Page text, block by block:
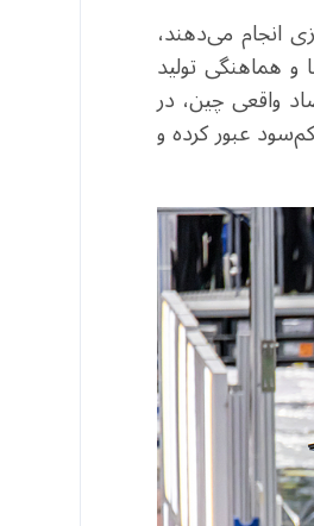
انجام می‌دهند،
هماهنگی تولید
واقعی چین، در
عبور کرده و